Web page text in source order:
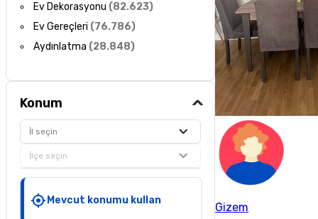
Ev Dekorasyonu (82.623)
Ev Gereçleri (76.786)
Aydınlatma (28.848)
Konum
İl seçin
İlçe seçin
Mevcut konumu kullan
Gizem